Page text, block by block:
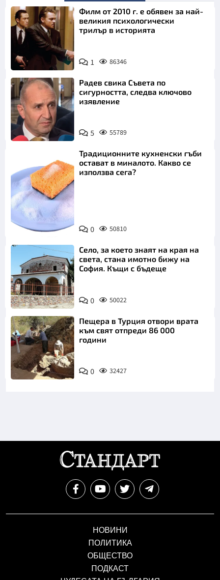
Филм от 2010 г. е обявен за най-
великия психологически
трилър в историята
1 86346
Радев свика Съвета по
сигурността, следва ключово
изявление
5 55789
Снимка:
Пиксабей
Традиционните кухненски гъби
остават в миналото. Какво се
използва сега?
0 50810
Село, за което знаят на края на
света, стана имотно бижу на
София. Къщи с бъдеще
0 50022
Пещера в Турция отвори врата
към свят отпреди 86 000
години
0 32427
НОВИНИ
ПОЛИТИКА
ОБЩЕСТВО
ПОДКАСТ